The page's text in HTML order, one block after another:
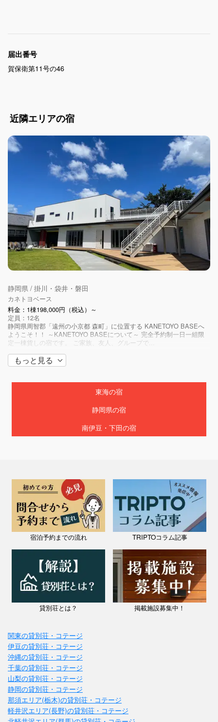
届出番号
賀保衛第11号の46
近隣エリアの宿
静岡県 / 掛川・袋井・磐田
カネトヨベース
料金：1棟198,000円（税込）～
定員：12名
静岡県周智郡「遠州の小京都 森町」に位置する KANETOYO BASEへ
ようこそ！！ ～KANETOYO BASEについて～ 完全予約制一日一組限
定一棟貨しの宿です。 ご家族、友人、グループで...
静岡県 / 熱海・伊豆山温泉
雅・南熱海 温泉別荘
料金：1人あたり￥9,000～
住友林業による注文住宅で全面リフォーム。天井が高く開放感のあるリ
ビングから相模湾と初島を一望。熱海海上花火大会も鑑賞できる。四季
を感じる和風の庭もある、まるまる貸し切りのオシャレな貸別荘です。
もっと見る
東海の宿
静岡県の宿
南伊豆・下田の宿
宿泊予約までの流れ TRIPTOコラム記事
貸別荘とは？ 掲載施設募集中！
関東の貸別荘・コテージ
伊豆の貸別荘・コテージ
沖縄の貸別荘・コテージ
千葉の貸別荘・コテージ
山梨の貸別荘・コテージ
静岡の貸別荘・コテージ
那須エリア(栃木)の貸別荘・コテージ
軽井沢エリア(長野)の貸別荘・コテージ